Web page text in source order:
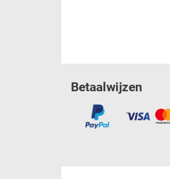
Betaalwijzen